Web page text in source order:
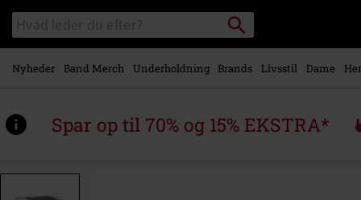
Gå til
hovedindhold
Søg
sortiment
Søg
Nyheder Band Merch Underholdning Brands Livsstil Dame
Spar op til 70% og 15% EKSTRA*
www.emp-